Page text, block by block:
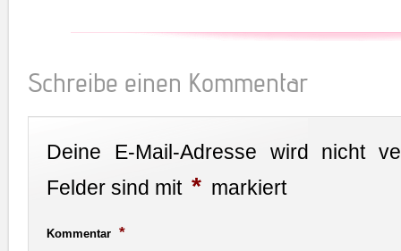
Schreibe einen Kommentar
Deine E-Mail-Adresse wird nicht
Felder sind mit * markiert
Kommentar *